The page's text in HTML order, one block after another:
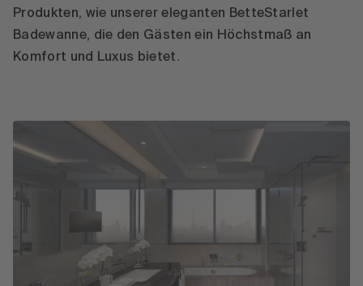
Produkten, wie unserer eleganten BetteStarlet
Badewanne, die den Gästen ein Höchstmaß an
Komfort und Luxus bietet.